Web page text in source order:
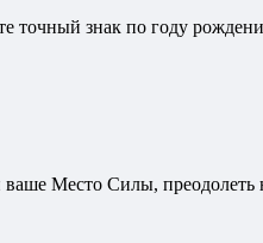
точный знак по году
ваше Место Силы,